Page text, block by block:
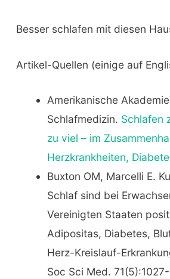
Besser schlafen mit diesen
Artikel-Quellen (einige auf
Amerikanische
Schlafmedizin. Schlafen
zu viel – im
Herzkrankheiten,
Buxton OM, Marcelli E.
Schlaf sind bei
Vereinigten Staaten
Adipositas, Diabetes,
Herz-Kreislauf-
Soc Sci Med.